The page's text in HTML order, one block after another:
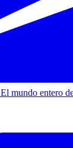
El mundo entero